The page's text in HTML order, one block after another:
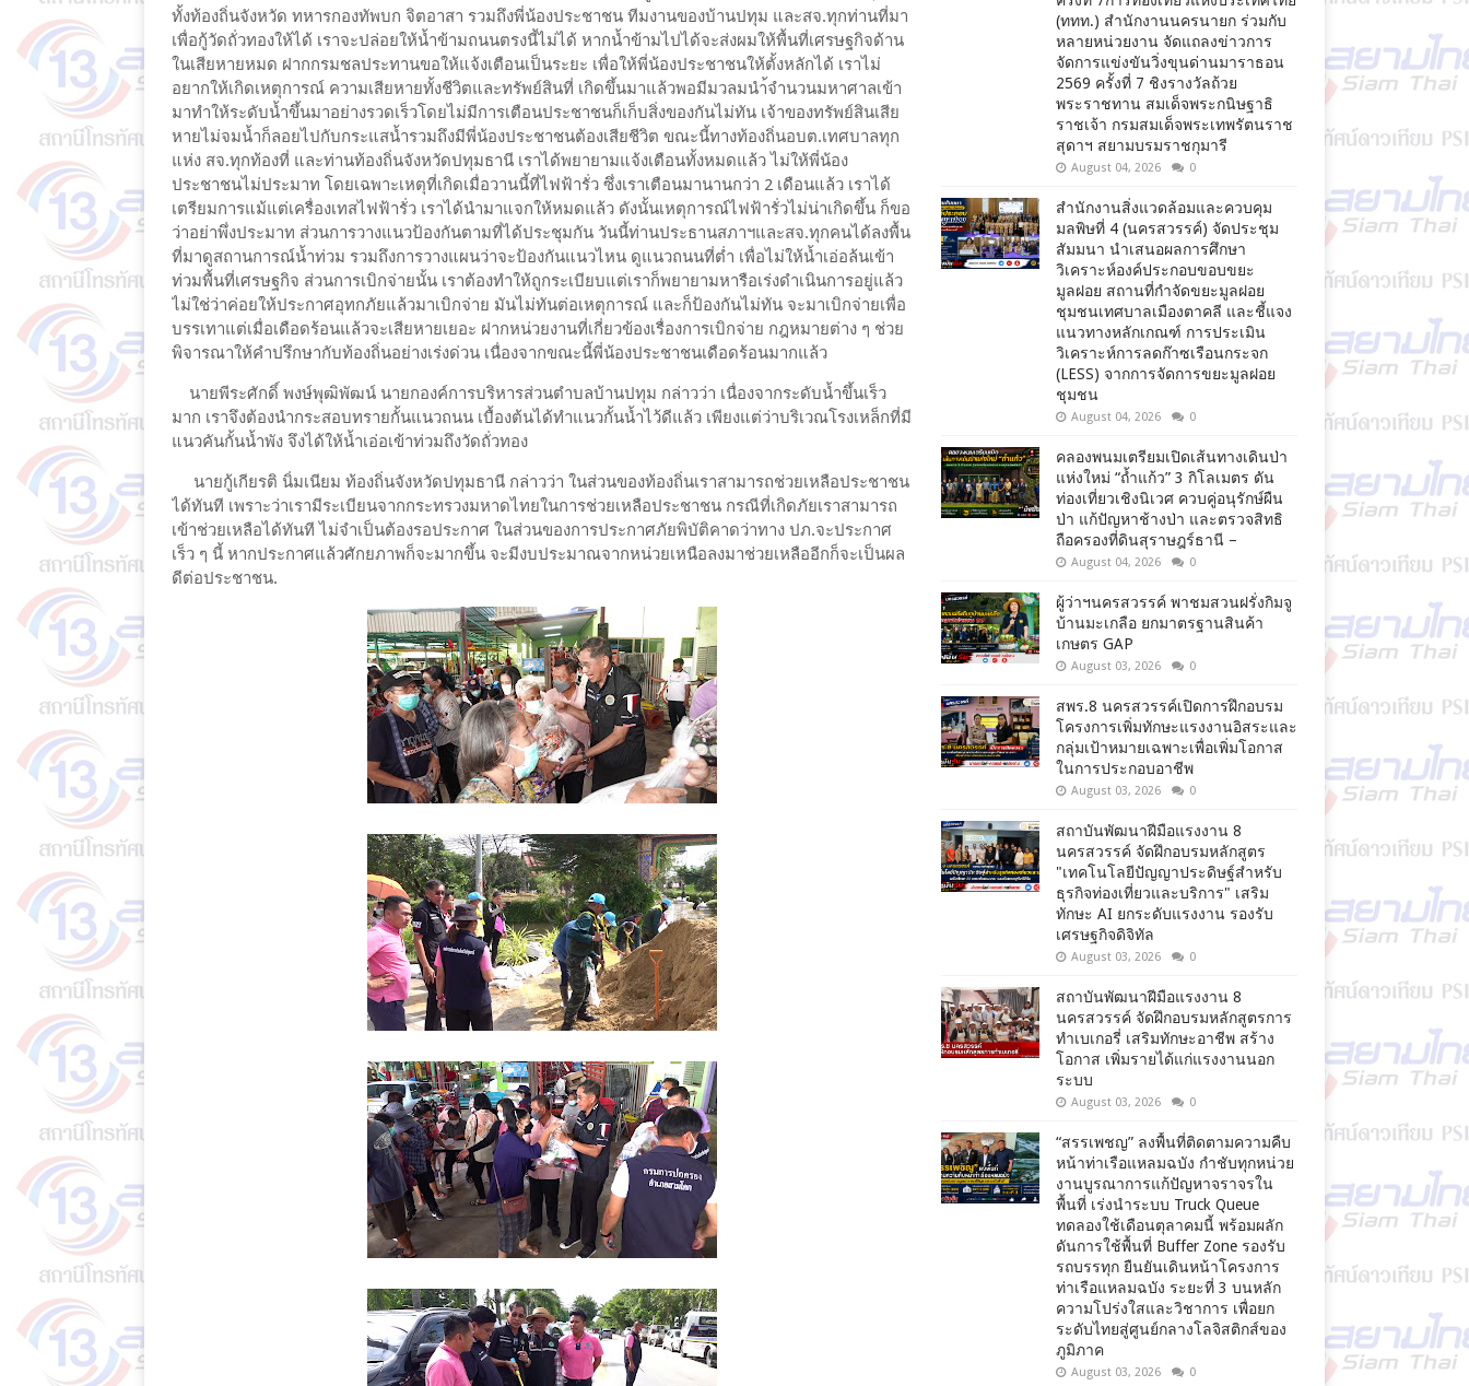
ทั้งท้องถิ่นจังหวัด ทหารกองทัพบก จิตอาสา รวมถึงพี่น้องประชาชน ทีมงานของบ้านปทุม และสจ.ทุกท่านที่มา
เพื่อกู้วัดถั่วทองให้ได้ เราจะปล่อยให้น้ำข้ามถนนตรงนี้ไม่ได้ หากน้ำข้ามไปได้จะส่งผมให้พื้นที่เศรษฐกิจด้าน
ในเสียหายหมด ฝากกรมชลประทานขอให้แจ้งเตือนเป็นระยะ เพื่อให้พี่น้องประชาชนให้ตั้งหลักได้ เราไม่
อยากให้เกิดเหตุการณ์ ความเสียหายทั้งชีวิตและทรัพย์สินที่ เกิดขึ้นมาแล้วพอมีมวลมนำ้จำนวนมหาศาลเข้า
มาทำให้ระดับน้ำขึ้นมาอย่างรวดเร็วโดยไม่มีการเตือนประชาชนก็เก็บสิ่งของกันไม่ทัน เจ้าของทรัพย์สินเสีย
หายไม่จมน้ำก็ลอยไปกับกระแสน้ำรวมถึงมีพี่น้องประชาชนต้องเสียชีวิต ขณะนี้ทางท้องถิ่นอบต.เทศบาลทุก
แห่ง สจ.ทุกท้องที่ และท่านท้องถิ่นจังหวัดปทุมธานี เราได้พยายามแจ้งเตือนทั้งหมดแล้ว ไม่ให้พี่น้อง
ประชาชนไม่ประมาท โดยเฉพาะเหตุที่เกิดเมื่อวานนี้ที่ไฟฟ้ารั่ว ซึ่งเราเตือนมานานกว่า 2 เดือนแล้ว เราได้
เตรียมการแม้แต่เครื่องเทสไฟฟ้ารั่ว เราได้นำมาแจกให้หมดแล้ว ดังนั้นเหตุการณ์ไฟฟ้ารั่วไม่น่าเกิดขึ้น ก็ขอ
ว่าอย่าพึ่งประมาท ส่วนการวางแนวป้องกันตามที่ได้ประชุมกัน วันนี้ท่านประธานสภาฯและสจ.ทุกคนได้ลงพื้น
ที่มาดูสถานการณ์น้ำท่วม รวมถึงการวางแผนว่าจะป้องกันแนวไหน ดูแนวถนนที่ต่ำ เพื่อไม่ให้น้ำเอ่อล้นเข้า
ท่วมพื้นที่เศรษฐกิจ ส่วนการเบิกจ่ายนั้น เราต้องทำให้ถูกระเบียบแต่เราก็พยายามหารือเร่งดำเนินการอยู่แล้ว
ไม่ใช่ว่าค่อยให้ประกาศอุทกภัยแล้วมาเบิกจ่าย มันไม่ทันต่อเหตุการณ์ และก็ป้องกันไม่ทัน จะมาเบิกจ่ายเพื่อ
บรรเทาแต่เมื่อเดือดร้อนแล้วจะเสียหายเยอะ ฝากหน่วยงานที่เกี่ยวข้องเรื่องการเบิกจ่าย กฎหมายต่าง ๆ ช่วย
พิจารณาให้คำปรึกษากับท้องถิ่นอย่างเร่งด่วน เนื่องจากขณะนี้พี่น้องประชาชนเดือดร้อนมากแล้ว
นายพีระศักดิ์ พงษ์พุฒิพัฒน์ นายกองค์การบริหารส่วนตำบลบ้านปทุม กล่าวว่า เนื่องจากระดับน้ำขึ้นเร็ว
มาก เราจึงต้องนำกระสอบทรายกั้นแนวถนน เบื้องต้นได้ทำแนวกั้นน้ำไว้ดีแล้ว เพียงแต่ว่าบริเวณโรงเหล็กที่มี
แนวคันกั้นน้ำพัง จึงได้ให้น้ำเอ่อเข้าท่วมถึงวัดถั่วทอง
นายกู้เกียรติ นิ่มเนียม ท้องถิ่นจังหวัดปทุมธานี กล่าวว่า ในส่วนของท้องถิ่นเราสามารถช่วยเหลือประชาชน
ได้ทันที เพราะว่าเรามีระเบียนจากกระทรวงมหาดไทยในการช่วยเหลือประชาชน กรณีที่เกิดภัยเราสามารถ
เข้าช่วยเหลือได้ทันที ไม่จำเป็นต้องรอประกาศ ในส่วนของการประกาศภัยพิบัติคาดว่าทาง ปภ.จะประกาศ
เร็ว ๆ นี้ หากประกาศแล้วศักยภาพก็จะมากขึ้น จะมีงบประมาณจากหน่วยเหนือลงมาช่วยเหลืออีกก็จะเป็นผล
ดีต่อประชาชน.
(ททท.) สำนักงานนครนายก ร่วมกับ
หลายหน่วยงาน จัดแถลงข่าวการ
จัดการแข่งขันวิ่งขุนด่านมาราธอน
2569 ครั้งที่ 7 ชิงรางวัลถ้วย
พระราชทาน สมเด็จพระกนิษฐาธิ
ราชเจ้า กรมสมเด็จพระเทพรัตนราช
สุดาฯ สยามบรมราชกุมารี
August 04, 2026 0
สำนักงานสิ่งแวดล้อมและควบคุม
มลพิษที่ 4 (นครสวรรค์) จัดประชุม
สัมมนา นำเสนอผลการศึกษา
วิเคราะห์องค์ประกอบขอบขยะ
มูลฝอย สถานที่กำจัดขยะมูลฝอย
ชุมชนเทศบาลเมืองตาคลี และชี้แจง
แนวทางหลักเกณฑ์ การประเมิน
วิเคราะห์การลดก๊าซเรือนกระจก
(LESS) จากการจัดการขยะมูลฝอย
ชุมชน
August 04, 2026 0
คลองพนมเตรียมเปิดเส้นทางเดินป่า
แห่งใหม่ “ถ้ำแก้ว” 3 กิโลเมตร ดัน
ท่องเที่ยวเชิงนิเวศ ควบคู่อนุรักษ์ผืน
ป่า แก้ปัญหาช้างป่า และตรวจสิทธิ
ถือครองที่ดินสุราษฎร์ธานี –
August 04, 2026 0
ผู้ว่าฯนครสวรรค์ พาชมสวนฝรั่งกิมจู
บ้านมะเกลือ ยกมาตรฐานสินค้า
เกษตร GAP
August 03, 2026 0
สพร.8 นครสวรรค์เปิดการฝึกอบรม
โครงการเพิ่มทักษะแรงงานอิสระและ
กลุ่มเป้าหมายเฉพาะเพื่อเพิ่มโอกาส
ในการประกอบอาชีพ
August 03, 2026 0
สถาบันพัฒนาฝีมือแรงงาน 8
นครสวรรค์ จัดฝึกอบรมหลักสูตร
"เทคโนโลยีปัญญาประดิษฐ์สำหรับ
ธุรกิจท่องเที่ยวและบริการ" เสริม
ทักษะ AI ยกระดับแรงงาน รองรับ
เศรษฐกิจดิจิทัล
August 03, 2026 0
สถาบันพัฒนาฝีมือแรงงาน 8
นครสวรรค์ จัดฝึกอบรมหลักสูตรการ
ทำเบเกอรี่ เสริมทักษะอาชีพ สร้าง
โอกาส เพิ่มรายได้แก่แรงงานนอก
ระบบ
August 03, 2026 0
“สรรเพชญ” ลงพื้นที่ติดตามความคืบ
หน้าท่าเรือแหลมฉบัง กำชับทุกหน่วย
งานบูรณาการแก้ปัญหาจราจรใน
พื้นที่ เร่งนำระบบ Truck Queue
ทดลองใช้เดือนตุลาคมนี้ พร้อมผลัก
ดันการใช้พื้นที่ Buffer Zone รองรับ
รถบรรทุก ยืนยันเดินหน้าโครงการ
ท่าเรือแหลมฉบัง ระยะที่ 3 บนหลัก
ความโปร่งใสและวิชาการ เพื่อยก
ระดับไทยสู่ศูนย์กลางโลจิสติกส์ของ
ภูมิภาค
August 03, 2026 0